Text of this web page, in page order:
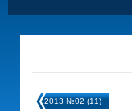
2013 №02 (11)